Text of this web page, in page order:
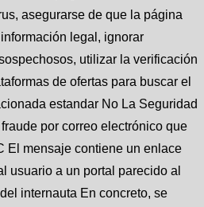
asegurarse de que la página
legal, ignorar
utilizar la verificación
de ofertas para buscar el
estandar No La Seguridad
por correo electrónico que
El mensaje contiene un enlace
usuario a un portal parecido al
internauta En concreto, se